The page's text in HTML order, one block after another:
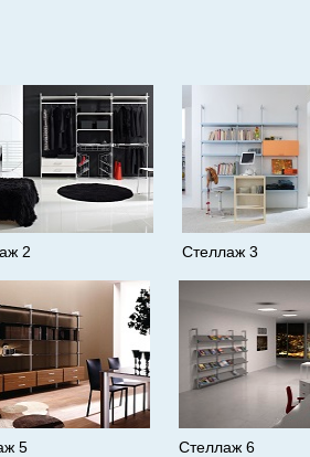
2 Стеллаж 3
5 Стеллаж 6